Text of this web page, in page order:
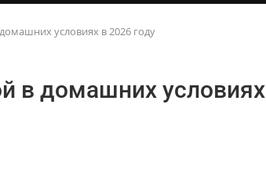
условиях в 2026 году
в домашних условиях